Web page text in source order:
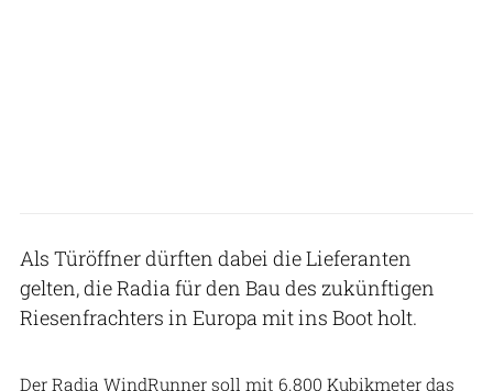
Als Türöffner dürften dabei die Lieferanten
gelten, die Radia für den Bau des zukünftigen
Riesenfrachters in Europa mit ins Boot holt.
Der Radia WindRunner soll mit 6.800 Kubikmeter das